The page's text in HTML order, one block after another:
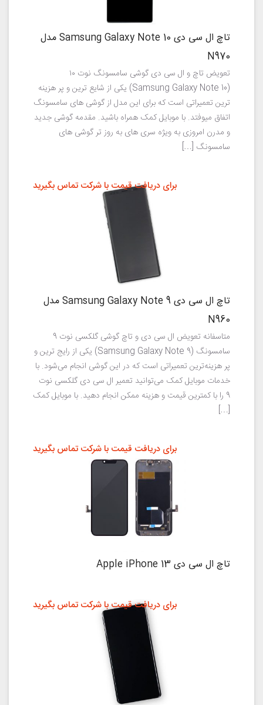
تاچ ال سی دی Samsung Galaxy Note 10 مدل
N970
تعویض تاچ و ال سی دی گوشی سامسونگ نوت ۱۰
(Samsung Galaxy Note 10) یکی از شایع ترین و پر هزینه
ترین تعمیراتی است که برای این مدل از گوشی های سامسونگ
اتفاق میوفتد. با موبایل کمک همراه باشید. مقدمه گوشی جدید
و مدرن امروزی به ویژه سری های به روز تر گوشی های
سامسونگ […]
تاچ ال سی دی Samsung Galaxy Note 9 مدل
N960
متاسفانه تعویض ال سی دی و تاچ گوشی گلکسی نوت 9
سامسونگ (Samsung Galaxy Note 9) یکی از رایج ترین و
پر هزینه‌ترین تعمیراتی است که در این گوشی انجام می‌شود. با
خدمات موبایل کمک می‌توانید تعمیر ال سی دی گلکسی نوت
9 را با کمترین قیمت و هزینه ممکن انجام دهید. با موبایل کمک
[…]
برای دریافت قیمت با شرکت تماس بگیرید
تاچ ال سی دی Apple iPhone 13
برای دریافت قیمت با شرکت تماس بگیرید
برای دریافت قیمت با شرکت تماس بگیرید